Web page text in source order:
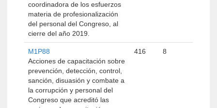
coordinadora de los esfuerzos
materia de profesionalización
del personal del Congreso, al
cierre del año 2019.
M1P88
Acciones de capacitación sobre
prevención, detección, control,
sanción, disuasión y combate a
la corrupción y personal del
Congreso que acreditó las
416 8